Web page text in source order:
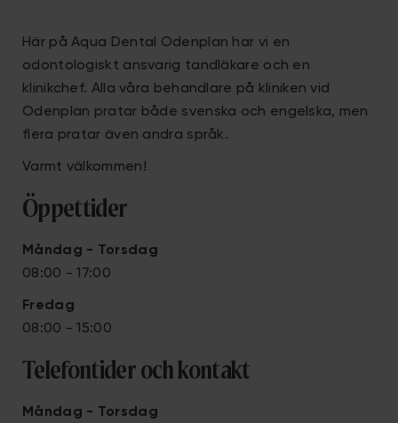
Här på Aqua Dental Odenplan har vi en
odontologiskt ansvarig tandläkare och en
klinikchef. Alla våra behandlare på kliniken vid
Odenplan pratar både svenska och engelska, men
flera pratar även andra språk.
Varmt välkommen!
Öppettider
Måndag - Torsdag
08:00 - 17:00
Fredag
08:00 - 15:00
Telefontider och kontakt
Måndag - Torsdag